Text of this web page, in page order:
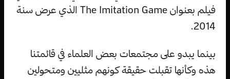
فيلم بعنوان The Imitation Game الذي عرض سنة
2014.
بينما يبدو على مجتمعات بعض العلماء في قائمتنا
هذه وكأنها تقبلت حقيقة كونهم مثليين ومتحولين